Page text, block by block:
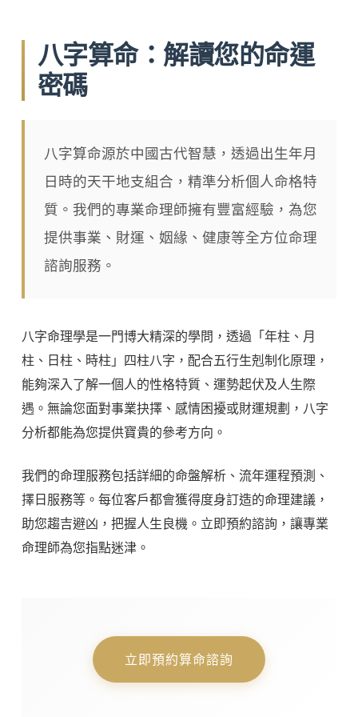
八字算命：解讀您的命運
密碼
八字算命源於中國古代智慧，透過出生年月
日時的天干地支組合，精準分析個人命格特
質。我們的專業命理師擁有豐富經驗，為您
提供事業、財運、姻緣、健康等全方位命理
諮詢服務。
八字命理學是一門博大精深的學問，透過「年柱、月
柱、日柱、時柱」四柱八字，配合五行生剋制化原理，
能夠深入了解一個人的性格特質、運勢起伏及人生際
遇。無論您面對事業抉擇、感情困擾或財運規劃，八字
分析都能為您提供寶貴的參考方向。
我們的命理服務包括詳細的命盤解析、流年運程預測、
擇日服務等。每位客戶都會獲得度身訂造的命理建議，
助您趨吉避凶，把握人生良機。立即預約諮詢，讓專業
命理師為您指點迷津。
立即預約算命諮詢